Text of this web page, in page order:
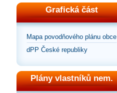
Grafická část
Mapa povodňového plánu obce
dPP České republiky
Plány vlastníků nem.